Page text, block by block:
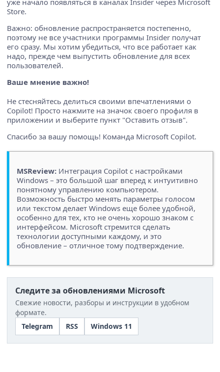
Store.
Важно: обновление распространяется постепенно,
поэтому не все участники программы Insider получат
его сразу. Мы хотим убедиться, что все работает как
надо, прежде чем выпустить обновление для всех
пользователей.
Ваше мнение важно!
Не стесняйтесь делиться своими впечатлениями о
Copilot! Просто нажмите на значок своего профиля в
приложении и выберите пункт "Оставить отзыв".
Спасибо за вашу помощь! Команда Microsoft Copilot.
MSReview: Интеграция Copilot с настройками
Windows – это большой шаг вперед к интуитивно
понятному управлению компьютером.
Возможность быстро менять параметры голосом
или текстом делает Windows еще более удобной,
особенно для тех, кто не очень хорошо знаком с
интерфейсом. Microsoft стремится сделать
технологии доступными каждому, и это
обновление – отличное тому подтверждение.
Следите за обновлениями Microsoft
Свежие новости, разборы и инструкции в удобном
формате.
Telegram
RSS Windows 11